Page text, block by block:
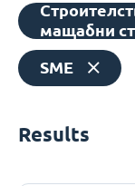
мащабни
SME
Results